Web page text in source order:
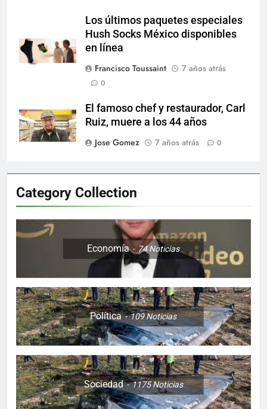
Los últimos paquetes especiales
Hush Socks México disponibles
en línea
Francisco Toussaint
7 años atrás
0
El famoso chef y restaurador, Carl
Ruiz, muere a los 44 años
Jose Gomez
7 años atrás 0
Category Collection
Economía 74Noticias
Política 109Noticias
Sociedad 1175Noticias